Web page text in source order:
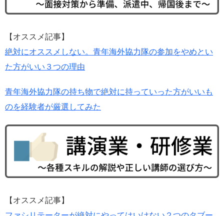
【オススメ記事】
絶対にオススメしない。青年海外協力隊の参加をやめとい
た方がいい３つの理由
青年海外協力隊の持ち物で絶対に持っていった方がいいも
のを経験者が厳選してみた
【オススメ記事】